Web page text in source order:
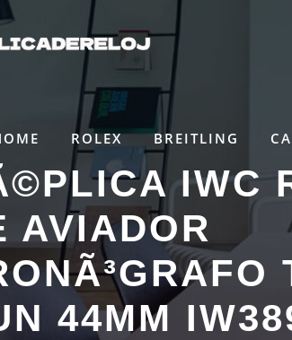
ROLEX BREITLING
IWC
AVIADOR
44MM